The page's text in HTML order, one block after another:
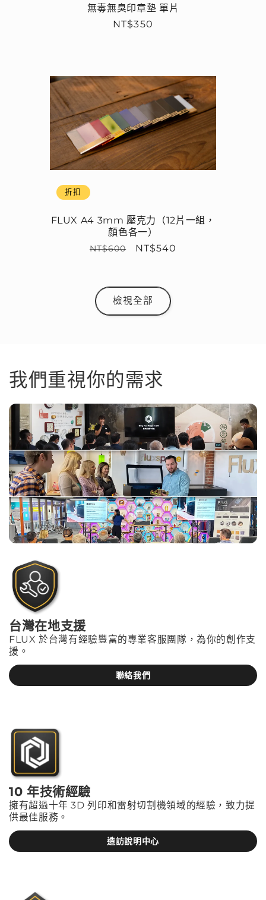
無毒無臭印章墊 單片
定
NT$350
折扣
FLUX A4 3mm 壓克力（12片一組，
顏色各一）
定
NT$600
售
NT$540
檢視全部
我們重視你的需求
台灣在地支援
FLUX 於台灣有經驗豐富的專業客服團隊，為你的創作支
援。
聯絡我們
10 年技術經驗
擁有超過十年 3D 列印和雷射切割機領域的經驗，致力提
供最佳服務。
造訪說明中心